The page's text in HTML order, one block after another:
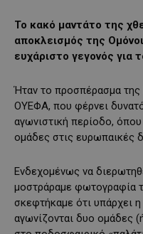
Το κακό μαντάτο της
αποκλεισμός της
ευχάριστο γεγονός για
Ήταν το προσπέρασμα της
ΟΥΕΦΑ, που φέρνει
αγωνιστική περίοδο,
ομάδες στις ευρωπαικές
Ενδεχομένως να
μοστράραμε φωτογραφία
σκεφτήκαμε ότι υπάρχει
αγωνίζονται δυο ομάδες